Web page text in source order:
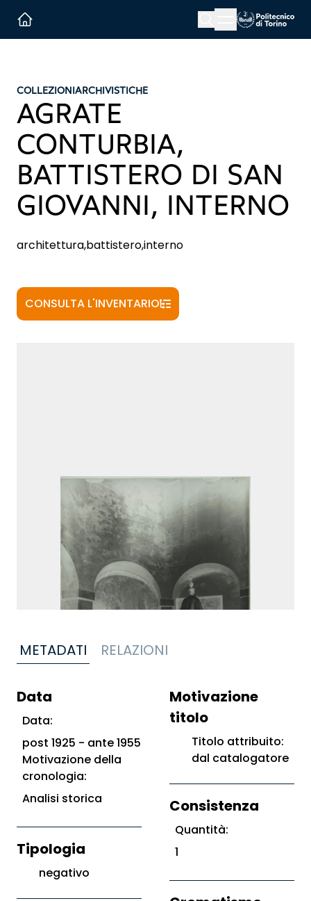
Menu button
COLLEZIONIARCHIVISTICHE
AGRATE
CONTURBIA,
BATTISTERO DI SAN
GIOVANNI, INTERNO
architettura,battistero,interno
CONSULTA L'INVENTARIO
METADATI RELAZIONI
Data
Data:
post 1925 - ante 1955
Motivazione della
cronologia:
Analisi storica
Tipologia
negativo
Motivazione
titolo
Titolo attribuito:
dal catalogatore
Consistenza
Quantità:
1